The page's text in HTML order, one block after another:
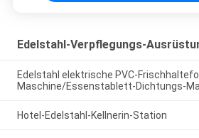
Edelstahl-Verpflegungs-
Edelstahl elektrische PVC-
Maschine/Essenstablett-Dichtungs-
Hotel-Edelstahl-Kellnerin-Station